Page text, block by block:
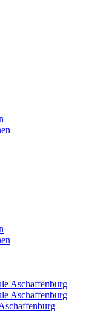
Aschaffenburg
Aschaffenburg